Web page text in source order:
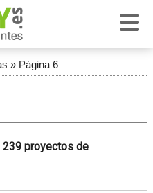
» Página 6
239 proyectos de